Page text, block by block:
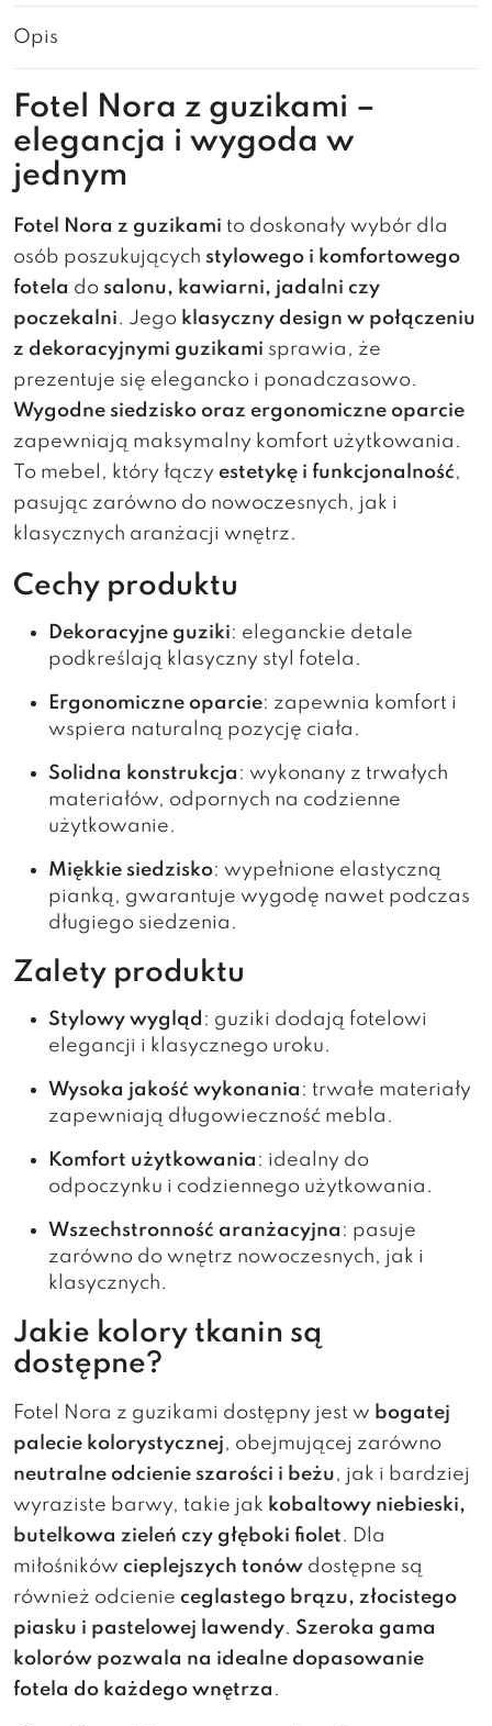
Opis
Fotel Nora z guzikami –
elegancja i wygoda w
jednym
Fotel Nora z guzikami to doskonały wybór dla
osób poszukujących stylowego i komfortowego
fotela do salonu, kawiarni, jadalni czy
poczekalni. Jego klasyczny design w połączeniu
z dekoracyjnymi guzikami sprawia, że
prezentuje się elegancko i ponadczasowo.
Wygodne siedzisko oraz ergonomiczne oparcie
zapewniają maksymalny komfort użytkowania.
To mebel, który łączy estetykę i funkcjonalność,
pasując zarówno do nowoczesnych, jak i
klasycznych aranżacji wnętrz.
Cechy produktu
Dekoracyjne guziki: eleganckie detale
podkreślają klasyczny styl fotela.
Ergonomiczne oparcie: zapewnia komfort i
wspiera naturalną pozycję ciała.
Solidna konstrukcja : wykonany z trwałych
materiałów, odpornych na codzienne
użytkowanie.
Miękkie siedzisko: wypełnione elastyczną
pianką, gwarantuje wygodę nawet podczas
długiego siedzenia.
Zalety produktu
Stylowy wygląd : guziki dodają fotelowi
elegancji i klasycznego uroku.
Wysoka jakość wykonania : trwałe materiały
zapewniają długowieczność mebla.
Komfort użytkowania : idealny do
odpoczynku i codziennego użytkowania.
Wszechstronność aranżacyjna : pasuje
zarówno do wnętrz nowoczesnych, jak i
klasycznych.
Jakie kolory tkanin są
dostępne?
Fotel Nora z guzikami dostępny jest w bogatej
palecie kolorystycznej, obejmującej zarówno
neutralne odcienie szarości i beżu, jak i bardziej
wyraziste barwy, takie jak kobaltowy niebieski,
butelkowa zieleń czy głęboki fiolet. Dla
miłośników cieplejszych tonów dostępne są
również odcienie ceglastego brązu, złocistego
piasku i pastelowej lawendy. Szeroka gama
kolorów pozwala na idealne dopasowanie
fotela do każdego wnętrza .